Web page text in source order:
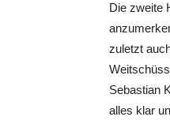
Die zweite
zuletzt
Sebastian
alles klar